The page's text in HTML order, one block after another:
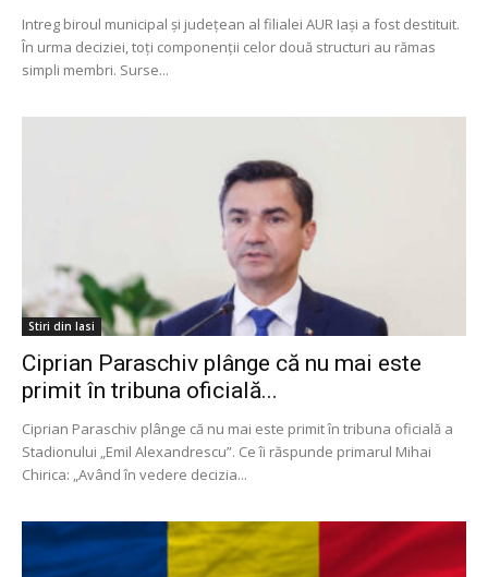
Intreg biroul municipal și județean al filialei AUR Iași a fost destituit.
În urma deciziei, toți componenții celor două structuri au rămas
simpli membri. Surse...
Stiri din Iasi
Ciprian Paraschiv plânge că nu mai este
primit în tribuna oficială...
Ciprian Paraschiv plânge că nu mai este primit în tribuna oficială a
Stadionului „Emil Alexandrescu”. Ce îi răspunde primarul Mihai
Chirica: „Având în vedere decizia...